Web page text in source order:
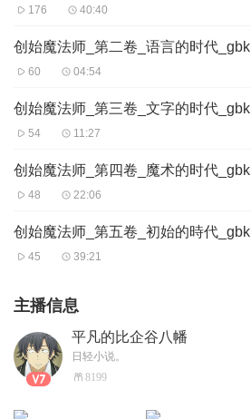
176 40:40
创始魔法师_第二卷_语言的时代_gbk
60 04:54
创始魔法师_第三卷_文字的时代_gbk
54 11:27
创始魔法师_第四卷_魔术的时代_gbk
48 22:06
创始魔法师_第五卷_初始的時代_gbk
45 39:21
主播信息
平凡的比企谷八幡
日轻小说。
8199